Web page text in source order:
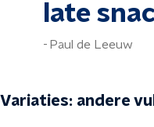
late
Paul de Leeuw
Variaties: andere